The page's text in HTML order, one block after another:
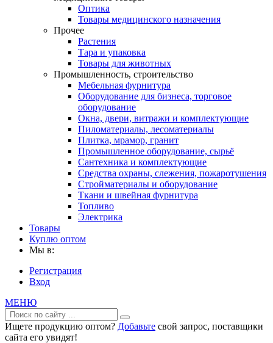
Оптика
Товары медицинского назначения
Прочее
Растения
Тара и упаковка
Товары для животных
Промышленность, строительство
Мебельная фурнитура
Оборудование для бизнеса, торговое
оборудование
Окна, двери, витражи и комплектующие
Пиломатериалы, лесоматериалы
Плитка, мрамор, гранит
Промышленное оборудование, сырьё
Сантехника и комплектующие
Средства охраны, слежения, пожаротушения
Стройматериалы и оборудование
Ткани и швейная фурнитура
Топливо
Электрика
Товары
Куплю оптом
Мы в:
Регистрация
Вход
МЕНЮ
Ищете продукцию оптом? Добавьте свой запрос, поставщики
сайта его увидят!